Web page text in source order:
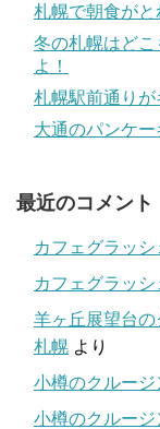
札幌で朝食がと
冬の札幌はど
よ！
札幌駅前通りが
大通のパンケ
最近のコメント
カフェグラッ
カフェグラッ
羊ヶ丘展望台の
札幌 より
小樽のクルー
小樽のクルー